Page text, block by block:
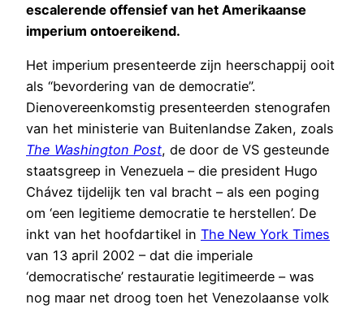
escalerende offensief van het Amerikaanse
imperium ontoereikend.
Het imperium presenteerde zijn heerschappij ooit
als “bevordering van de democratie”.
Dienovereenkomstig presenteerden stenografen
van het ministerie van Buitenlandse Zaken, zoals
The Washington Post, de door de VS gesteunde
staatsgreep in Venezuela – die president Hugo
Chávez tijdelijk ten val bracht – als een poging
om ‘een legitieme democratie te herstellen’. De
inkt van het hoofdartikel in The New York Times
van 13 april 2002 – dat die imperiale
‘democratische’ restauratie legitimeerde – was
nog maar net droog toen het Venezolaanse volk